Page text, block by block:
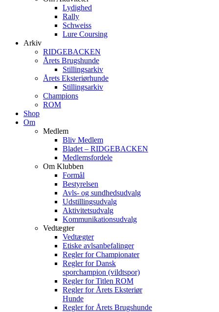
Lydighed
Rally
Schweiss
Lure Coursing
Arkiv
RIDGEBACKEN
Årets Brugshunde
Stillingsarkiv
Årets Eksteriørhunde
Stillingsarkiv
Champions
ROM
Shop
Om
Medlem
Bliv Medlem
Bladet – RIDGEBACKEN
Medlemsfordele
Om Klubben
Formål
Bestyrelsen
Avls- og sundhedsudvalg
Udstillingsudvalg
Aktivitetsudvalg
Kommunikationsudvalg
Vedtægter
Vedtægter
Etiske avlsanbefalinger
Regler for Championater
Regler for Dansk
sporchampion (vildtspor)
Regler for Titlen ROM
Regler for Årets Eksteriør
Hunde
Regler for Årets Brugshunde